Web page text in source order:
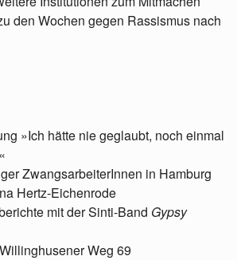
den Wochen gegen Rassismus nach
»Ich hätte nie geglaubt, noch einmal
ZwangsarbeiterInnen in Hamburg
Hertz-Eichenrode
mit der Sinti-Band Gypsy
Weg 69